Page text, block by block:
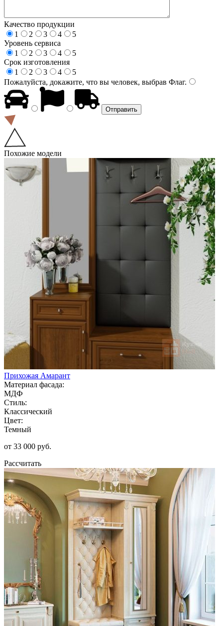
Качество продукции
1
2 3 4
5
Уровень сервиса
1
2 3 4
5
Срок изготовления
1
2 3 4
5
Пожалуйста, докажите, что вы человек, выбрав Флаг.
Похожие модели
Прихожая Амарант
Материал фасада:
МДФ
Стиль:
Классический
Цвет:
Темный
от 33 000 руб.
Рассчитать